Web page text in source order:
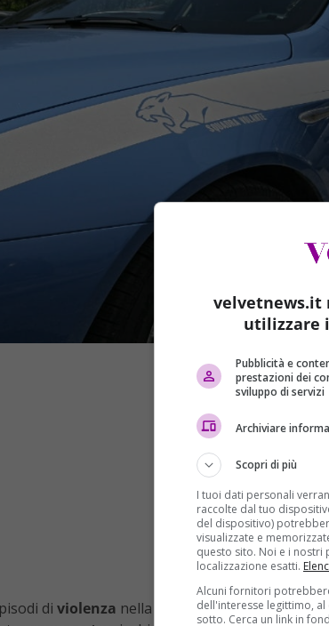
di violenza nella scuole materne, questa
velvetnews.it
utilizzare
Pubblicità e
prestazioni dei
sviluppo di servizi
Archiviare
Scopri di più
I tuoi dati personali
raccolte dal tuo
del dispositivo)
visualizzate e
questo sito. Noi e i
localizzazione esatti.
Alcuni fornitori
dell'interesse legittimo,
sotto. Cerca un link in